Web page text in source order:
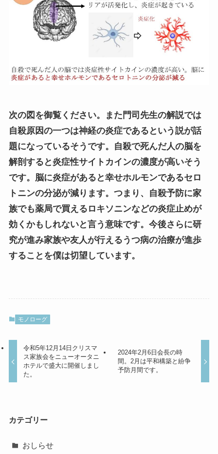
次の図を御覧ください。また門司先生の解説では
自殺原因の一つは神経の炎症であるという説が話
題になっているそうです。自殺で死んだ人の脳を
解剖すると炎症性サイトカインの濃度が高いそう
です。脳に炎症があると幸せホルモンであるセロ
トニンの分泌が減ります。つまり、自殺予防に家
族でも薬局で買えるロキソニンなどの炎症止めが
効くかもしれないと言う意味です。今後さらに研
究が進み家族や友人が行えるうつ病の治療が進歩
することを僕は切望しています。
モノローグ
令和5年12月14日クリスマ
ス家族会をニューオータニ
ホテルで盛大に開催しまし
た。
2024年2月6日会長の時
間。2月は平和構築と紛争
予防月間です。
カテゴリー
おしらせ